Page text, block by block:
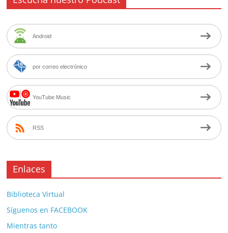
Android
por correo electrónico
YouTube Music
RSS
Enlaces
Biblioteca Virtual
Síguenos en FACEBOOK
Mientras tanto